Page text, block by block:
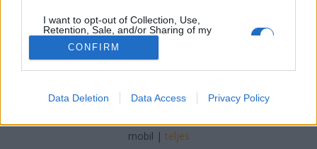
I want to opt-out of Collection, Use,
Retention, Sale, and/or Sharing of my
Personal Data that Is Unrelated with the
Purposes for which it was collected.
Opted Out
Google consents
related to advertising like cookies on web or
CONFIRM
Data Deletion Data Access Privacy Policy
SÜTI BEÁLLÍTÁSOK MÓDOSÍTÁSA
mobil | teljes